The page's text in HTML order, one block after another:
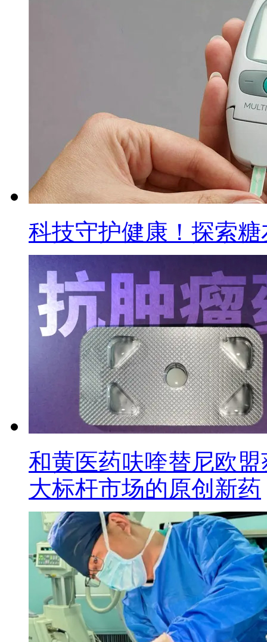
科技守护健康！探索
和黄医药呋喹替尼欧
大标杆市场的原创新药